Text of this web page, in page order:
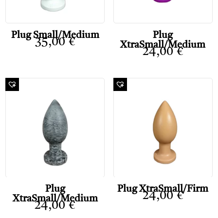
Plug Small/Medium
35,00€
Plug
XtraSmall/Medium
24,00€
Plug
XtraSmall/Medium
24,00€
Plug XtraSmall/Firm
24,00 €